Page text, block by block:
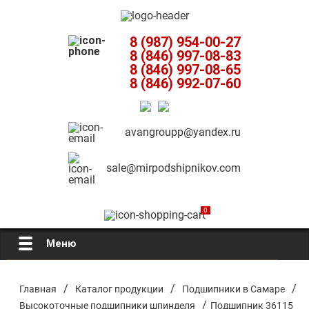
8 (987) 954-00-27
8 (846) 997-08-83
8 (846) 997-08-65
8 (846) 992-07-60
avangroupp@yandex.ru
sale@mirpodshipnikov.com
0
Меню
Главная / Каталог продукции / Подшипники в Самаре /
Высокоточные подшипники шпинделя / Подшипник 36115